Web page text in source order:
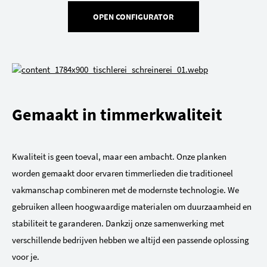
OPEN CONFIGURATOR
Gemaakt in timmerkwaliteit
Kwaliteit is geen toeval, maar een ambacht. Onze planken
worden gemaakt door ervaren timmerlieden die traditioneel
vakmanschap combineren met de modernste technologie. We
gebruiken alleen hoogwaardige materialen om duurzaamheid en
stabiliteit te garanderen. Dankzij onze samenwerking met
verschillende bedrijven hebben we altijd een passende oplossing
voor je.